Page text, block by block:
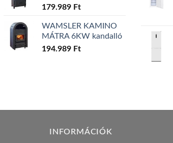
179.989 Ft
WAMSLER KAMINO
MÁTRA 6KW kandalló
194.989 Ft
INFORMÁCIÓK